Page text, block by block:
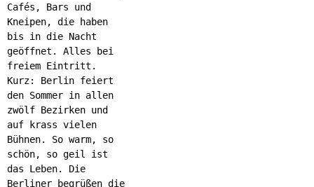
Cafés, Bars und
Kneipen, die haben
bis in die Nacht
geöffnet. Alles bei
freiem Eintritt.
Kurz: Berlin feiert
den Sommer in allen
zwölf Bezirken und
auf krass vielen
Bühnen. So warm, so
schön, so geil ist
das Leben. Die
Berliner begrüßen die